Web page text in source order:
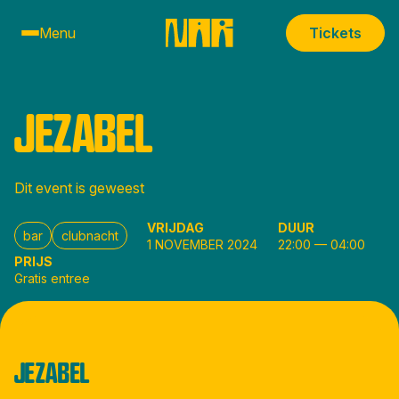
Menu Tickets
JEZABEL
Dit event is geweest
bar clubnacht
VRIJDAG
1 NOVEMBER 2024
DUUR
22:00 — 04:00
PRIJS
Gratis entree
JEZABEL